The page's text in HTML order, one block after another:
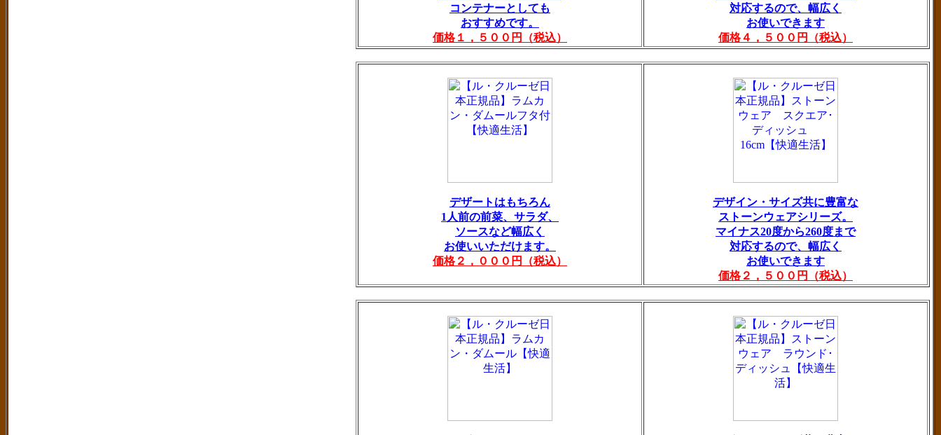
コンテナーとしても
おすすめです。
価格１，５００円（税込）
対応するので、幅広く
お使いできます
価格４，５００円（税込）
デザートはもちろん
1人前の前菜、サラダ、
ソースなど幅広く
お使いいただけます。
価格２，０００円（税込）
デザイン・サイズ共に豊富な
ストーンウェアシリーズ。
マイナス20度から260度まで
対応するので、幅広く
お使いできます
価格２，５００円（税込）